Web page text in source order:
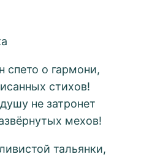
спето о гармони,
стихов!
не затронет
мехов!
тальянки,